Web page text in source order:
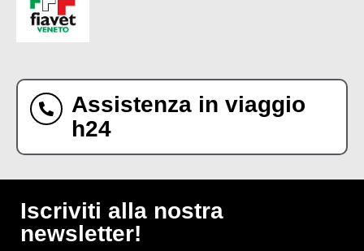
Assistenza in viaggio
h24
Iscriviti alla nostra
newsletter!